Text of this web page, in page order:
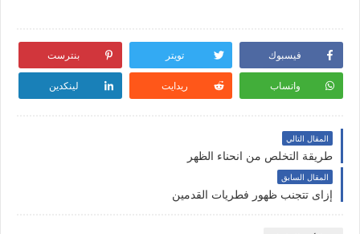
فيسبوك تويتر بنترست
واتساب ريدايت لينكدين
المقال التالي
طريقة التخلص من انحناء الظهر
المقال السابق
إزاى تتجنب ظهور فطريات القدمين